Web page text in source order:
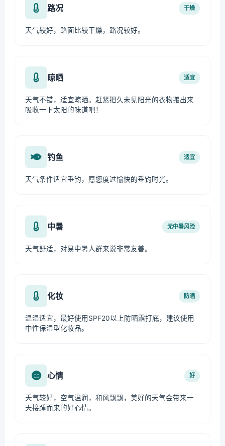
路况 干燥
天气较好，路面比较干燥，路况较好。
晾晒 适宜
天气不错，适宜晾晒。赶紧把久未见阳光的衣物搬出来
吸收一下太阳的味道吧！
钓鱼 适宜
天气条件适宜垂钓，愿您度过愉快的垂钓时光。
中暑 无中暑风险
天气舒适，对易中暑人群来说非常友善。
化妆 防晒
温湿适宜，最好使用SPF20以上防晒霜打底，建议使用
中性保湿型化妆品。
心情 好
天气较好，空气温润，和风飘飘，美好的天气会带来一
天接踵而来的好心情。